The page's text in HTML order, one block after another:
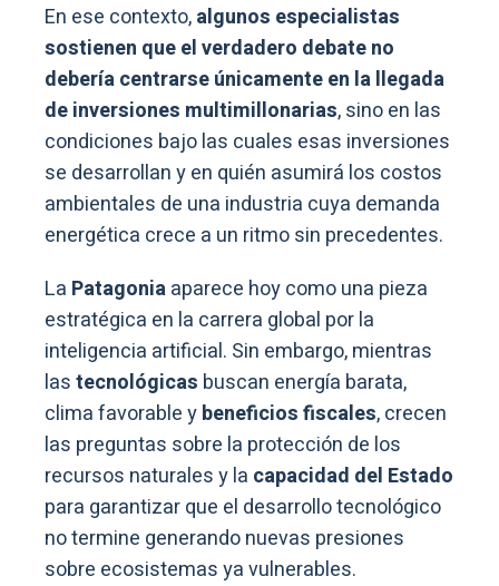
En ese contexto,algunos especialistas
sostienen que el verdadero debate no
debería centrarse únicamente en la llegada
de inversiones multimillonarias, sino en las
condiciones bajo las cuales esas inversiones
se desarrollan y en quién asumirá los costos
ambientales de una industria cuya demanda
energética crece a un ritmo sin precedentes.
La Patagoniaaparece hoy como una pieza
estratégica en la carrera global por la
inteligencia artificial. Sin embargo, mientras
lastecnológicas buscan energía barata,
clima favorable ybeneficios fiscales, crecen
las preguntas sobre la protección de los
recursos naturales y la capacidad del Estado
para garantizar que el desarrollo tecnológico
no termine generando nuevas presiones
sobre ecosistemas ya vulnerables.